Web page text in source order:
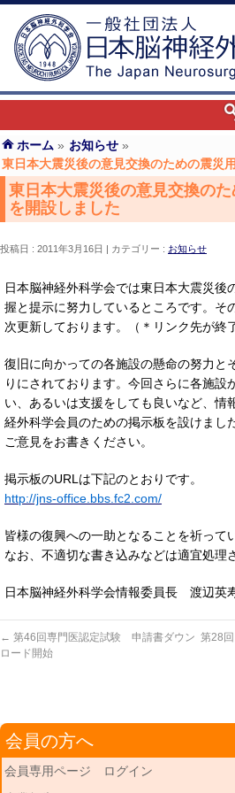
ホーム » お知らせ »
東日本大震災後の意見交換のための震災
東日本大震災後の意見交換の
を開設しました
投稿日 : 2011年3月16日 カテゴリー : お知らせ
日本脳神経外科学会では東日本大震災後
握と提示に努力しているところです。そ
次更新しております。（＊リンク先が終
復旧に向かっての各施設の懸命の努力と
りにされております。今回さらに各施設
い、あるいは支援をしても良いなど、情
経外科学会員のための掲示板を設けました
ご意見をお書きください。
掲示板のURLは下記のとおりです。
http://jns-office.bbs.fc2.com/
皆様の復興への一助となることを祈って
なお、不適切な書き込みなどは適宜処理
日本脳神経外科学会情報委員長 渡辺英
← 第46回専門医認定試験 申請書ダウン
ロード開始
第28
会員の方へ
会員専用ページ ログイン